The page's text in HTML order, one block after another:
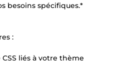
besoins spécifiques.*
:
liés à votre thème